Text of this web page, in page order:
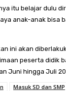
itu belajar dulu
anak-anak bisa
ini akan
peserta didik
Juni hingga Juli
Masuk SD dan SMP